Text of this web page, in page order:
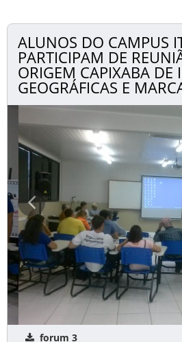
ALUNOS DO CAMPUS
PARTICIPAM DE
ORIGEM CAPIXABA DE
GEOGRÁFICAS E
forum 3